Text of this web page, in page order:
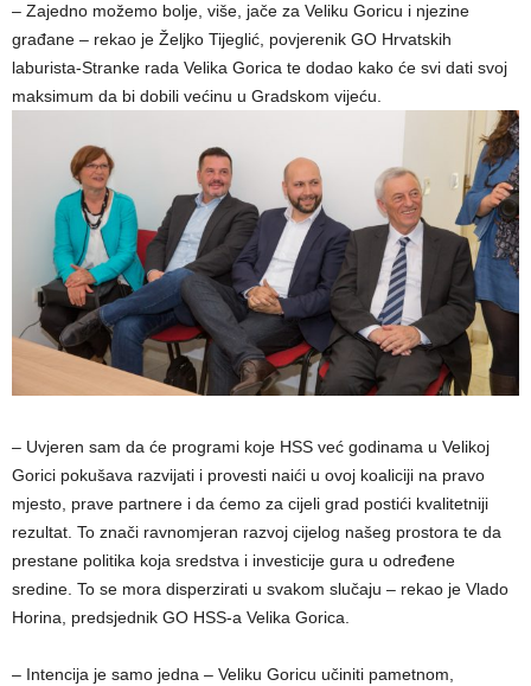
– Zajedno možemo bolje, više, jače za Veliku Goricu i njezine
građane – rekao je Željko Tijeglić, povjerenik GO Hrvatskih
laburista-Stranke rada Velika Gorica te dodao kako će svi dati svoj
maksimum da bi dobili većinu u Gradskom vijeću.
– Uvjeren sam da će programi koje HSS već godinama u Velikoj
Gorici pokušava razvijati i provesti naići u ovoj koaliciji na pravo
mjesto, prave partnere i da ćemo za cijeli grad postići kvalitetniji
rezultat. To znači ravnomjeran razvoj cijelog našeg prostora te da
prestane politika koja sredstva i investicije gura u određene
sredine. To se mora disperzirati u svakom slučaju – rekao je Vlado
Horina, predsjednik GO HSS-a Velika Gorica.
– Intencija je samo jedna – Veliku Goricu učiniti pametnom,